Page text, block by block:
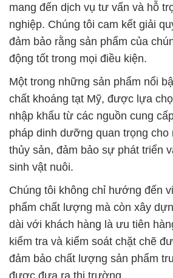
chúng tôi ngay hôm nay để biết
nhận được sự hỗ trợ tận tâm từ
nghiệp của chúng tôi.
# Nơi chuyên kinh doanh ε bán
Na2CO3 Þ Soda Ash Dense tại
# Địa chỉ chuyên phân phối &
Powder Na2CO3 Þ Soda Ash
# Địa chỉ phân phối ♥ bán hóa
Na2CO3 Þ Soda Ash Dense tại
# Nơi chuyên thương mại › bán
Na2CO3 Þ Soda Ash Dense tại
# Công ty thương mại ► bán
Na2CO3 Þ Soda Ash Dense tại
# Địa chỉ phân phối ¯ bán hóa
Na2CO3 Þ Soda Ash Dense tại
# Địa chỉ chuyên kinh doanh Σ